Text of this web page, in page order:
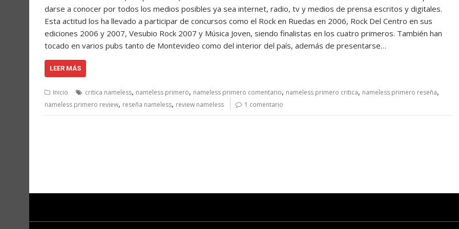
darse a conocer por todos los medios posibles ya sea internet, radio, tv y medios de prensa escritos y digitales.
Esta actitud los ha llevado a participar de concursos como el Rock en Ruedas en 2006, Rock Del Centro en sus
ediciones 2006 y 2007, Vesubio Rock 2007 y Música Joven, siendo finalistas en los cuatro primeros. También han
tocado en varios pubs tanto de Montevideo como del interior del país, además de presentarse…
LEER MÁS
Inicio critica nameless, nameless primero, nameless primero comentario, nameless primero critica, nameless primero reseña,
nameless primero review, reseña nameless, review nameless 1 comentario